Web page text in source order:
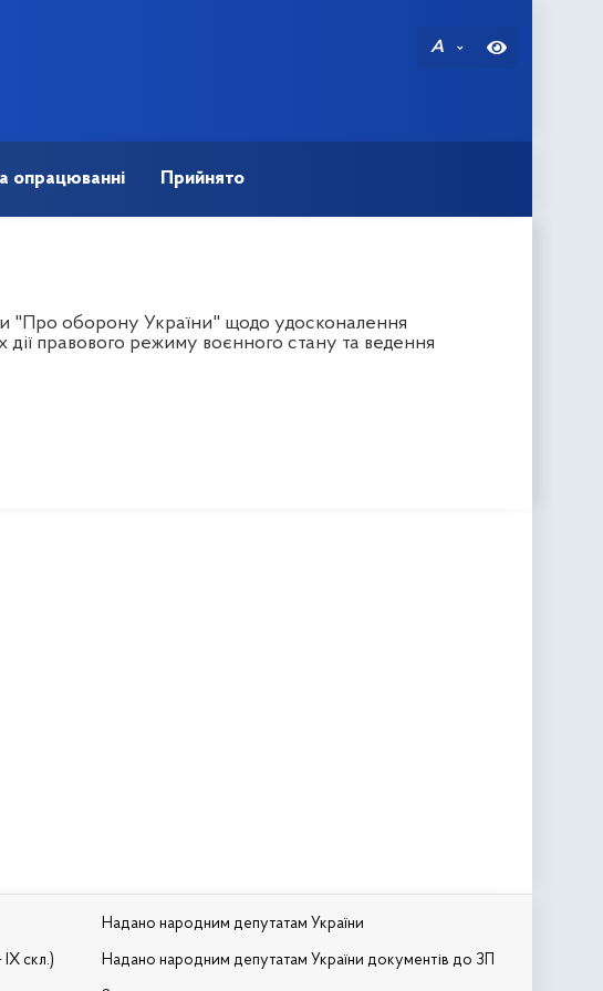
A
опрацюванні Прийнято
"Про оборону України" щодо удосконалення
правового режиму воєнного стану та ведення
IX скл.)
Надано народним депутатам України
Надано народним депутатам України документів до ЗП